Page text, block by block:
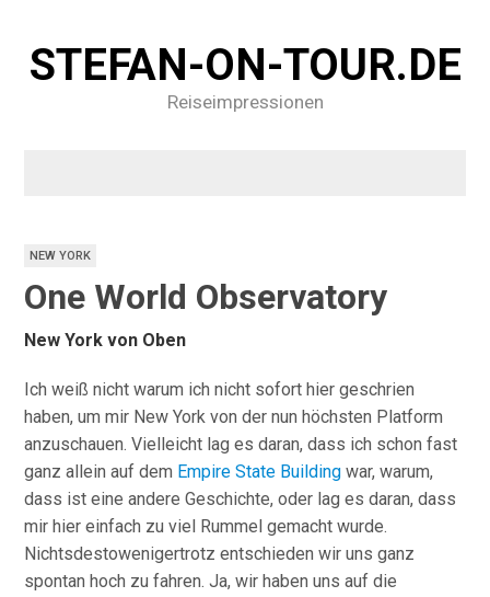
STEFAN-ON-TOUR.DE
Reiseimpressionen
NEW YORK
One World Observatory
New York von Oben
Ich weiß nicht warum ich nicht sofort hier geschrien
haben, um mir New York von der nun höchsten Platform
anzuschauen. Vielleicht lag es daran, dass ich schon fast
ganz allein auf dem Empire State Building war, warum,
dass ist eine andere Geschichte, oder lag es daran, dass
mir hier einfach zu viel Rummel gemacht wurde.
Nichtsdestowenigertrotz entschieden wir uns ganz
spontan hoch zu fahren. Ja, wir haben uns auf die